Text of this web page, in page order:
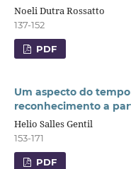
Noeli Dutra Rossatto
137-152
PDF
Um aspecto do
reconhecimento a
Helio Salles Gentil
153-171
PDF